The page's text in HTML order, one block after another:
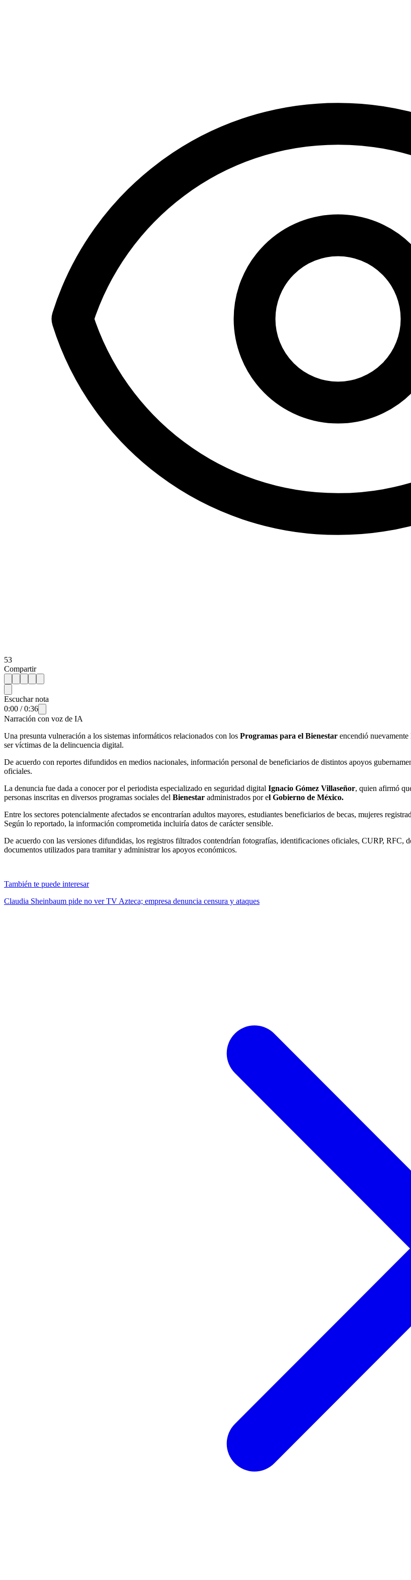
53
Compartir
Escuchar nota
0:00 /0:36
Narración con voz de IA
Una presunta vulneración a los sistemas informáticos relacionados con los Programas para el Bienestar encendió
ser víctimas de la delincuencia digital.
De acuerdo con reportes difundidos en medios nacionales, información personal de beneficiarios de distintos apoyos
oficiales.
La denuncia fue dada a conocer por el periodista especializado en seguridad digital Ignacio Gómez Villaseñor, quien afirmó
personas inscritas en diversos programas sociales del Bienestar administrados por el Gobierno de México.
Entre los sectores potencialmente afectados se encontrarían adultos mayores, estudiantes beneficiarios de becas, mujeres
Según lo reportado, la información comprometida incluiría datos de carácter sensible.
De acuerdo con las versiones difundidas, los registros filtrados contendrían fotografías, identificaciones oficiales, CURP, RFC,
documentos utilizados para tramitar y administrar los apoyos económicos.
También te puede interesar
Claudia Sheinbaum pide no ver TV Azteca; empresa denuncia censura y ataques